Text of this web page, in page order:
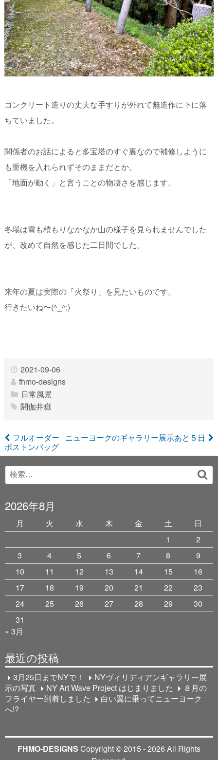
コンクリート造りの丈夫な手すりが外れて無造作に下に落
ちていました。
関係者のお話によると多宝塔のすぐ裏なので補修しように
も重機を入れられずそのままだとか。
「地面が動く」と言うことの物凄さを感じます。
冬場は雪も積もりなかなか山の様子を見られませんでした
が、改めて自然を感じた二日間でした。
来年の夏は実際の「火祭り」を見たいものです。
行きたいね〜(^_^;)
2021-09-06
fhmo-designs
日常風景
閼伽井嶽
投
稿
ナ
ビ
ゲ
ー
シ
ョ
ン
ニューヨークのギャラリー展示あと５日
フルオーダー
ボストンバッグ
Search
for:
2026年8月
月 火 水 木 金 土
日
1
2
3
4 5 6 7 8
9
10
11 12 13 14 15
16
17
18 19 20 21 22
23
24
25 26 27 28 29
30
31
« 3月
最近の投稿
3月25日までNYで！
NYヴィリディアンギャラリー展
示の写真
NY Art Wave Project はじまりました
８月の
フライヤー到着しました
白い翼に乗ってニューヨーク
へ!?
FHMO-DESIGNS Copyright © 2015 - 2026 All Rights